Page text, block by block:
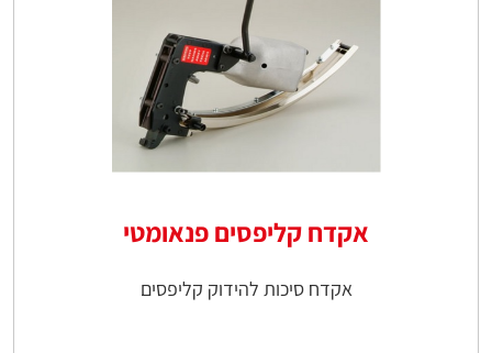
אקדח קליפסים פנאומטי
אקדח סיכות להידוק קליפסים